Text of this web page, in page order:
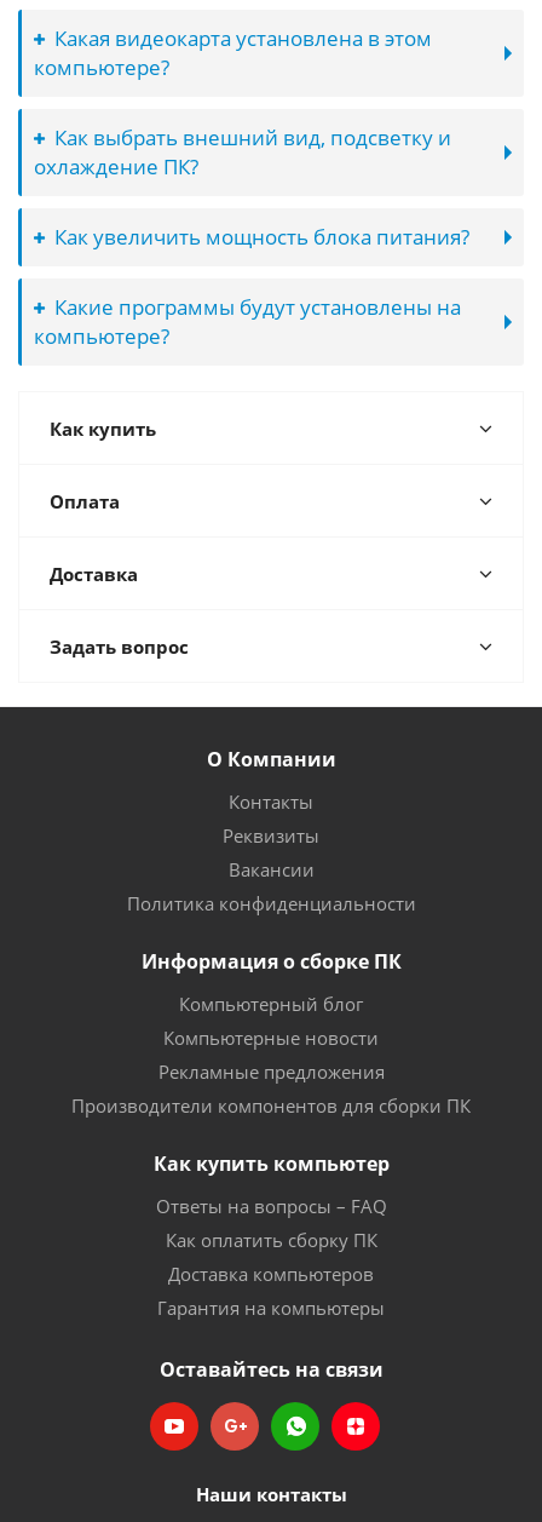
Какая видеокарта установлена в этом
компьютере?
Как выбрать внешний вид, подсветку и
охлаждение ПК?
Как увеличить мощность блока питания?
Какие программы будут установлены на
компьютере?
Как купить
Оплата
Доставка
Задать вопрос
О Компании
Контакты
Реквизиты
Вакансии
Политика конфиденциальности
Информация о сборке ПК
Компьютерный блог
Компьютерные новости
Рекламные предложения
Производители компонентов для сборки ПК
Как купить компьютер
Ответы на вопросы – FAQ
Как оплатить сборку ПК
Доставка компьютеров
Гарантия на компьютеры
Оставайтесь на связи
Наши контакты